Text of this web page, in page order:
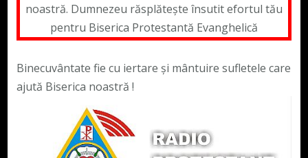
noastră. Dumnezeu răsplătește însutit efortul tău
pentru Biserica Protestantă Evanghelică
Binecuvântate fie cu iertare și mântuire sufletele care
ajută Biserica noastră !